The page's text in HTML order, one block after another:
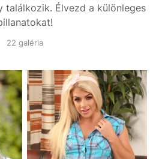
találkozik. Élvezd a különleges
22 galéria